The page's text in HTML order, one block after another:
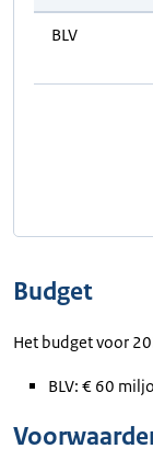
BLV
Budget
Het budget voor
BLV: € 60